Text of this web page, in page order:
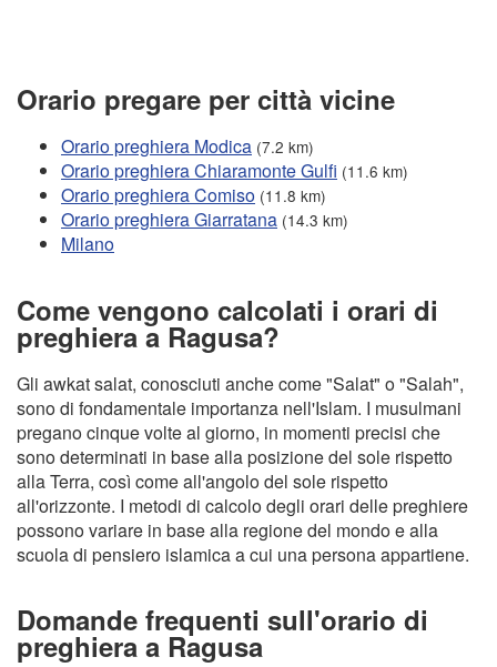
Orario pregare per città vicine
Orario preghiera Modica (7.2 km)
Orario preghiera Chiaramonte Gulfi (11.6 km)
Orario preghiera Comiso (11.8 km)
Orario preghiera Giarratana (14.3 km)
Milano
Come vengono calcolati i orari di
preghiera a Ragusa?
Gli awkat salat, conosciuti anche come "Salat" o "Salah",
sono di fondamentale importanza nell'Islam. I musulmani
pregano cinque volte al giorno, in momenti precisi che
sono determinati in base alla posizione del sole rispetto
alla Terra, così come all'angolo del sole rispetto
all'orizzonte. I metodi di calcolo degli orari delle preghiere
possono variare in base alla regione del mondo e alla
scuola di pensiero islamica a cui una persona appartiene.
Domande frequenti sull'orario di
preghiera a Ragusa